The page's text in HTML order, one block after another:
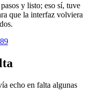
y listo; eso sí, tuve
que la interfaz volviera
echo en falta algunas